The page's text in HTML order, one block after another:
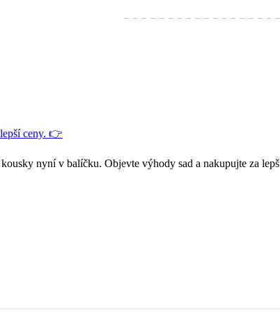
ceny. 👉
nyní v balíčku. Objevte výhody sad a nakupujte za